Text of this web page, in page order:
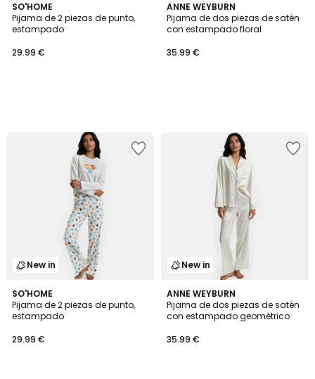
SO'HOME
Pijama de 2 piezas de punto,
estampado
29.99 €
ANNE WEYBURN
Pijama de dos piezas de satén
con estampado floral
35.99 €
New in
SO'HOME
Pijama de 2 piezas de punto,
estampado
29.99 €
New in
ANNE WEYBURN
Pijama de dos piezas de satén
con estampado geométrico
35.99 €